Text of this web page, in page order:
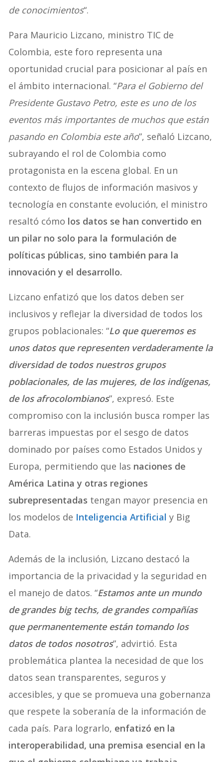
de conocimientos“.
Para Mauricio Lizcano, ministro TIC de
Colombia, este foro representa una
oportunidad crucial para posicionar al país en
el ámbito internacional. “Para el Gobierno del
Presidente Gustavo Petro, este es uno de los
eventos más importantes de muchos que están
pasando en Colombia este año”, señaló Lizcano,
subrayando el rol de Colombia como
protagonista en la escena global. En un
contexto de flujos de información masivos y
tecnología en constante evolución, el ministro
resaltó cómo los datos se han convertido en
un pilar no solo para la formulación de
políticas públicas, sino también para la
innovación y el desarrollo.
Lizcano enfatizó que los datos deben ser
inclusivos y reflejar la diversidad de todos los
grupos poblacionales: “Lo que queremos es
unos datos que representen verdaderamente la
diversidad de todos nuestros grupos
poblacionales, de las mujeres, de los indígenas,
de los afrocolombianos”, expresó. Este
compromiso con la inclusión busca romper las
barreras impuestas por el sesgo de datos
dominado por países como Estados Unidos y
Europa, permitiendo que las naciones de
América Latina y otras regiones
subrepresentadas tengan mayor presencia en
los modelos de Inteligencia Artificialy Big
Data.
Además de la inclusión, Lizcano destacó la
importancia de la privacidad y la seguridad en
el manejo de datos. “Estamos ante un mundo
de grandes big techs, de grandes compañías
que permanentemente están tomando los
datos de todos nosotros”, advirtió. Esta
problemática plantea la necesidad de que los
datos sean transparentes, seguros y
accesibles, y que se promueva una gobernanza
que respete la soberanía de la información de
cada país. Para lograrlo, enfatizó en la
interoperabilidad, una premisa esencial en la